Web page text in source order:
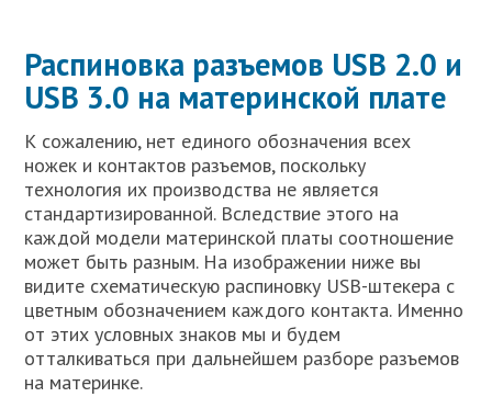
Распиновка разъемов USB 2.0 и
USB 3.0 на материнской плате
К сожалению, нет единого обозначения всех
ножек и контактов разъемов, поскольку
технология их производства не является
стандартизированной. Вследствие этого на
каждой модели материнской платы соотношение
может быть разным. На изображении ниже вы
видите схематическую распиновку USB-штекера с
цветным обозначением каждого контакта. Именно
от этих условных знаков мы и будем
отталкиваться при дальнейшем разборе разъемов
на материнке.